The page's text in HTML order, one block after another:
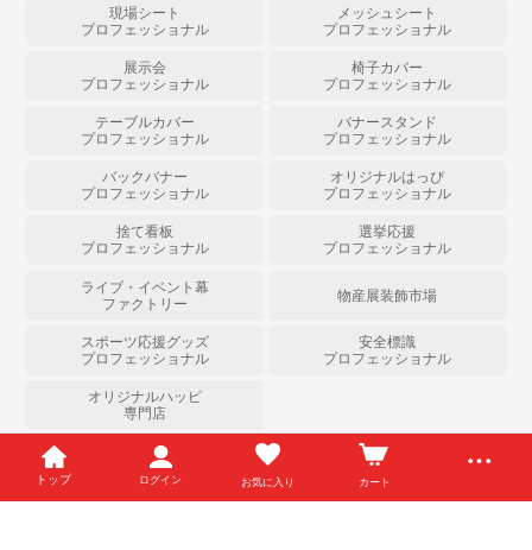
現場シート
プロフェッショナル
メッシュシート
プロフェッショナル
展示会
プロフェッショナル
椅子カバー
プロフェッショナル
テーブルカバー
プロフェッショナル
バナースタンド
プロフェッショナル
バックバナー
プロフェッショナル
オリジナルはっぴ
プロフェッショナル
捨て看板
プロフェッショナル
選挙応援
プロフェッショナル
ライブ・イベント幕
ファクトリー
物産展装飾市場
スポーツ応援グッズ
プロフェッショナル
安全標識
プロフェッショナル
オリジナルハッピ
専門店
Copyright (c) のぼりストア All Right Reserved.
トップ ログイン お気に入り カート